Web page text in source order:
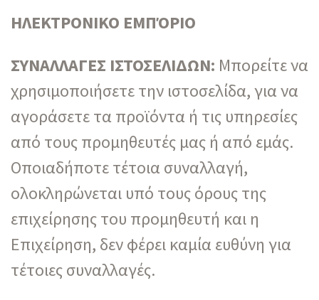
ΗΛΕΚΤΡΟΝΙΚΟ ΕΜΠΌΡΙΟ
ΣΥΝΑΛΛΑΓΕΣ ΙΣΤΟΣΕΛΙΔΩΝ: Μπορείτε να
χρησιμοποιήσετε την ιστοσελίδα, για να
αγοράσετε τα προϊόντα ή τις υπηρεσίες
από τους προμηθευτές μας ή από εμάς.
Οποιαδήποτε τέτοια συναλλαγή,
ολοκληρώνεται υπό τους όρους της
επιχείρησης του προμηθευτή και η
Επιχείρηση, δεν φέρει καμία ευθύνη για
τέτοιες συναλλαγές.